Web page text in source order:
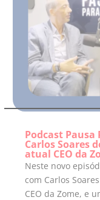
Podcast
Carlos Soares
atual CEO da
Neste novo
com Carlos
CEO da Zome, e